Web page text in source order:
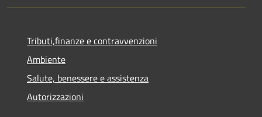
Tributi,finanze e contravvenzioni
Ambiente
Salute, benessere e assistenza
Autorizzazioni